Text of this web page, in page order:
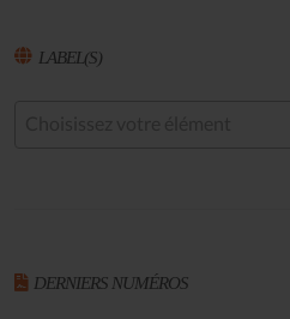
LABEL(S)
DERNIERS NUMÉROS